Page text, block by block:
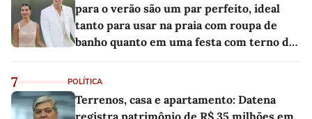
para o verão são um par perfeito, ideal
tanto para usar na praia com roupa de
banho quanto em uma festa com terno de
7 POLÍTICA
Terrenos, casa e apartamento: Datena
registra patrimônio de R$ 35 milhões em